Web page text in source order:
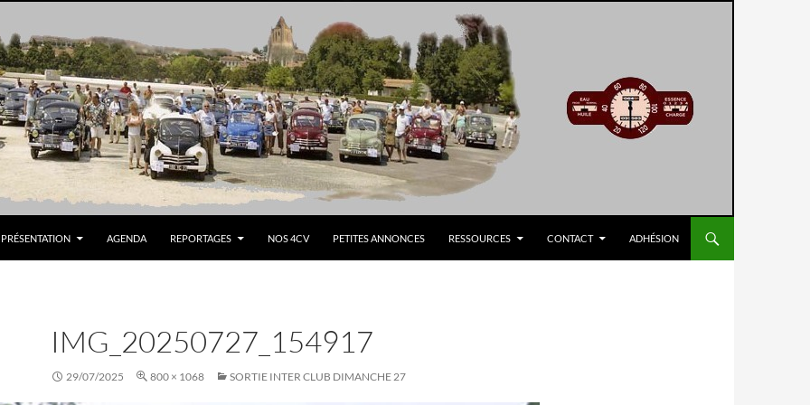
PRÉSENTATION AGENDA REPORTAGES NOS 4CV PETITES ANNONCES RESSOURCES CONTACT ADHÉSION
IMG_20250727_154917
29/07/2025 800 × 1068 SORTIE INTER CLUB DIMANCHE 27